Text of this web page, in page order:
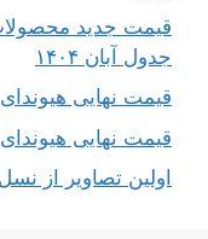
قیمت جدید
جدول آبان ۱۴۰۴
قیمت نهایی هیوندای
قیمت نهایی هیوندای
اولین تصاویر از نسل